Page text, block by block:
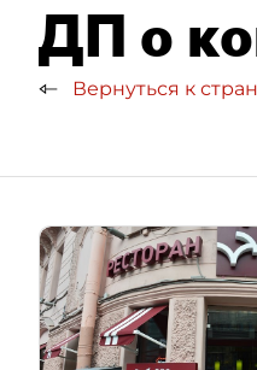
ДП о
Вернуться к